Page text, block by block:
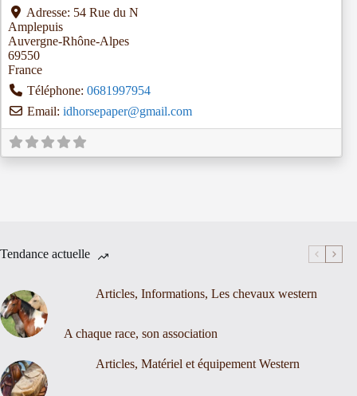
Adresse: 54 Rue du N
Amplepuis
Auvergne-Rhône-Alpes
69550
France
Téléphone: 0681997954
Email: idhorsepaper@gmail.com
Tendance actuelle
Articles, Informations, Les chevaux western
A chaque race, son association
Articles, Matériel et équipement Western